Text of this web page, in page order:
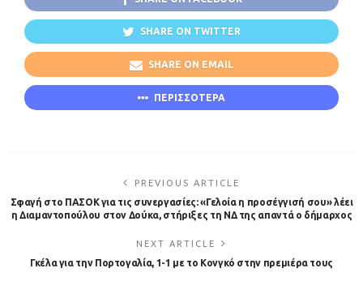
SHARE ON TWITTER
SHARE ON EMAIL
ΠΕΡΙΣΣΟΤΕΡΑ
PREVIOUS ARTICLE
Σφαγή στο ΠΑΣΟΚ για τις συνεργασίες: «Γελοία η προσέγγισή σου» λέει
η Διαμαντοπούλου στον Δούκα, στήριξες τη ΝΔ της απαντά ο δήμαρχος
NEXT ARTICLE
Γκέλα για την Πορτογαλία, 1-1 με το Κονγκό στην πρεμιέρα τους